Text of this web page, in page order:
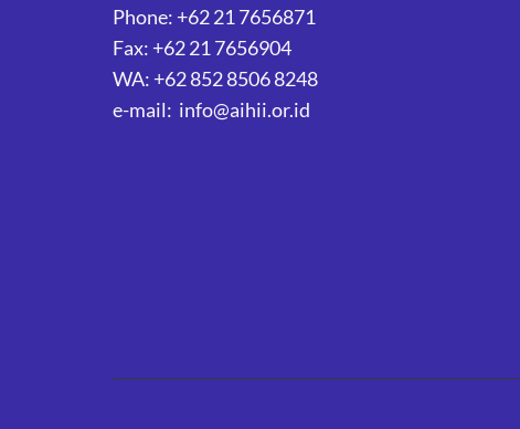
Phone: +62 21 7656871
Fax: +62 21 7656904
WA: +62 852 8506 8248
e-mail: info@aihii.or.id